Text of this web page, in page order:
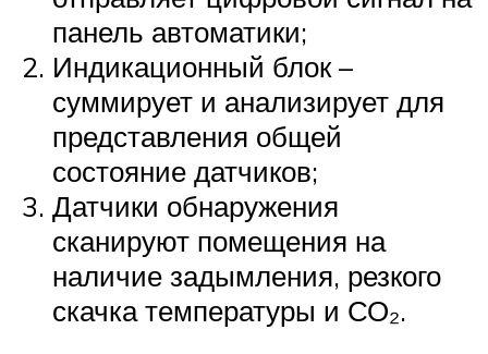
панель автоматики;
Индикационный блок –
суммирует и анализирует для
представления общей
состояние датчиков;
Датчики обнаружения
сканируют помещения на
наличие задымления, резкого
скачка температуры и СО₂.